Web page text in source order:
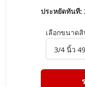
ประหยัดทันที:
เลือกขนาด